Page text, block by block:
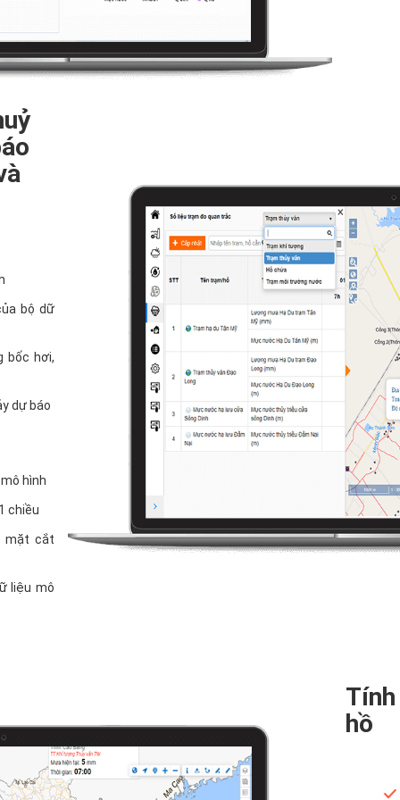
bộ dữ
bốc hơi,
dự báo
hình
chiều
mặt cắt
liệu mô
hồ